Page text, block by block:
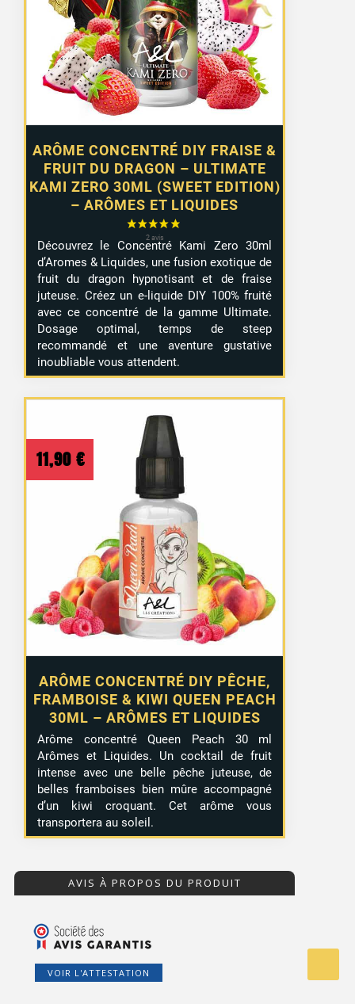
2 avis
ARÔME CONCENTRÉ DIY FRAISE &
FRUIT DU DRAGON – ULTIMATE
KAMI ZERO 30ML (SWEET EDITION)
– ARÔMES ET LIQUIDES
Découvrez le Concentré Kami Zero 30ml
d’Aromes & Liquides, une fusion exotique de
fruit du dragon hypnotisant et de fraise
juteuse. Créez un e-liquide DIY 100% fruité
avec ce concentré de la gamme Ultimate.
Dosage optimal, temps de steep
recommandé et une aventure gustative
inoubliable vous attendent.
ARÔME CONCENTRÉ DIY PÊCHE,
FRAMBOISE & KIWI QUEEN PEACH
30ML – ARÔMES ET LIQUIDES
11,90 €
Arôme concentré Queen Peach 30 ml
Arômes et Liquides. Un cocktail de fruit
intense avec une belle pêche juteuse, de
belles framboises bien mûre accompagné
d’un kiwi croquant. Cet arôme vous
transportera au soleil.
AVIS À PROPOS DU PRODUIT
VOIR L'ATTESTATION